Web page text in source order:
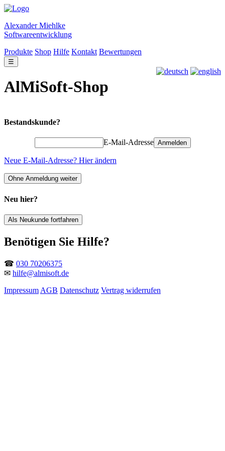
Alexander Miehlke
Softwareentwicklung
Produkte Shop Hilfe Kontakt Bewertungen
☰
AlMiSoft-Shop
Bestandskunde?
E-Mail-Adresse Anmelden
Neue E-Mail-Adresse? Hier ändern
Ohne Anmeldung weiter
Neu hier?
Als Neukunde fortfahren
Benötigen Sie Hilfe?
☎ 030 70206375
✉ hilfe@almisoft.de
Impressum AGB Datenschutz Vertrag widerrufen